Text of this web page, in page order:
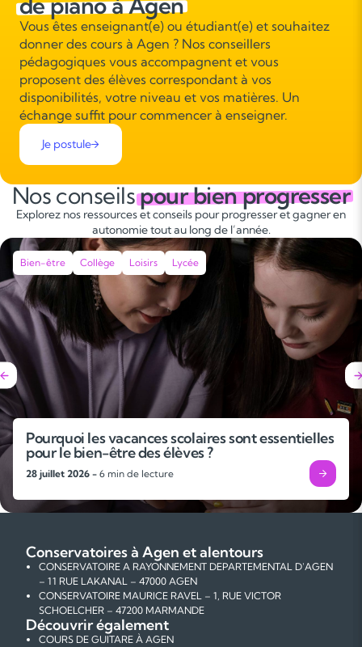
Vous êtes enseignant(e) ou étudiant(e) et souhaitez
donner des cours à Agen ? Nos conseillers
pédagogiques vous accompagnent et vous
proposent des élèves correspondant à vos
disponibilités, votre niveau et vos matières. Un
échange suffit pour commencer à enseigner.
Je postule
Nos conseilspour bien progresser
Explorez nos ressources et conseils pour progresser et gagner en
autonomie tout au long de l’année.
Bien-être Collège Loisirs Lycée
Pourquoi les vacances scolaires sont essentielles
pour le bien-être des élèves ?
28 juillet 2026 - 6 min de lecture
Conservatoires à Agen et alentours
CONSERVATOIRE A RAYONNEMENT DEPARTEMENTAL D'AGEN
– 11 RUE LAKANAL – 47000 AGEN
CONSERVATOIRE MAURICE RAVEL – 1, RUE VICTOR
SCHOELCHER – 47200 MARMANDE
Découvrir également
COURS DE GUITARE À AGEN